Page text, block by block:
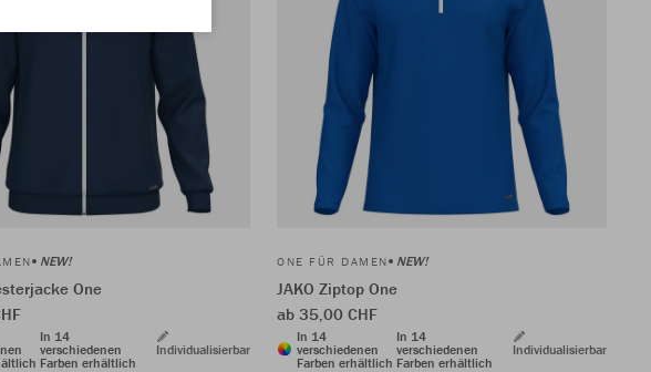
NEW!
One
In 14
verschiedenen
Farben erhältlich
Individualisierbar
ONE FÜR DAMEN NEW!
JAKO Ziptop One
ab 35,00 CHF
In 14
verschiedenen
Farben erhältlich
In 14
verschiedenen
Farben erhältlich
Individualisierbar